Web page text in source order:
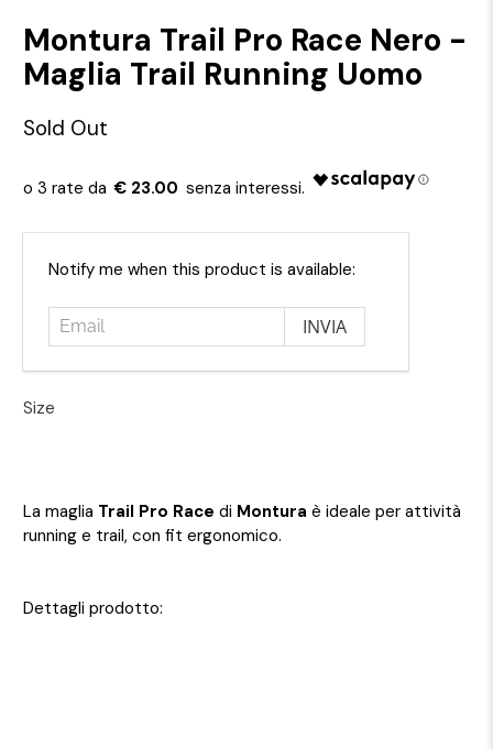
Montura Trail Pro Race Nero -
Maglia Trail Running Uomo
Sold Out
€ 23.00
Email
Notify me when this product is available:
Size
La maglia Trail Pro Race di Montura è ideale per attività
running e trail, con fit ergonomico.
Dettagli prodotto: